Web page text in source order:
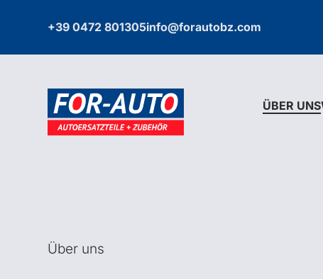
+39 0472 801305info@forautobz.com
ÜBER UNS
Über uns